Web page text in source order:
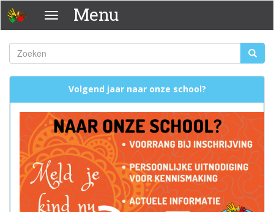
Overslaan
en
naar
de
inhoud
gaan
Menu Menu
Zoekveld
Zoeken
Volgend jaar naar onze school?